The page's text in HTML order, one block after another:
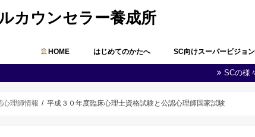
カウンセラー養成所
HOME はじめてのかたへ SC向けスーパービジョン
SCの様
心理師情報 平成３０年度臨床心理士資格試験と公認心理師国家試験